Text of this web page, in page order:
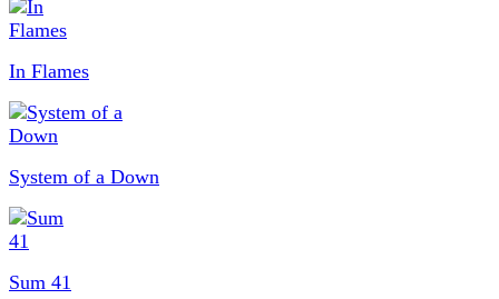
In Flames
System of a Down
Sum 41